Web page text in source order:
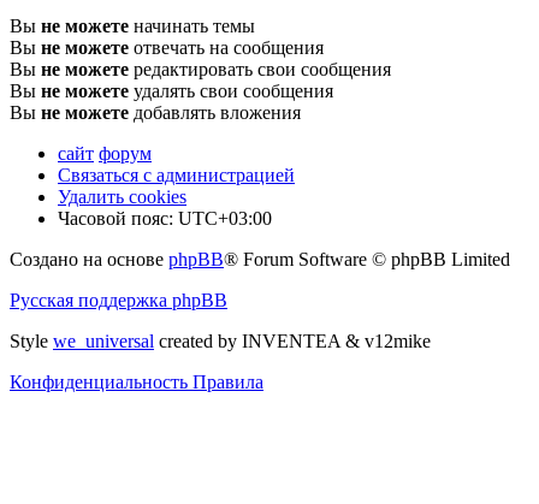
Вы не можете начинать темы
Вы не можете отвечать на сообщения
Вы не можете редактировать свои сообщения
Вы не можете удалять свои сообщения
Вы не можете добавлять вложения
сайт форум
Связаться с администрацией
Удалить cookies
Часовой пояс: UTC+03:00
Создано на основе phpBB® Forum Software © phpBB Limited
Русская поддержка phpBB
Style we_universal created by INVENTEA & v12mike
Конфиденциальность Правила